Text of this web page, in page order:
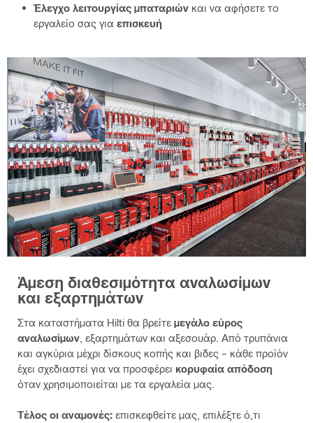
Έλεγχο λειτουργίας μπαταριών και να αφήσετε το
εργαλείο σας για επισκευή
Άμεση διαθεσιμότητα αναλωσίμων
και εξαρτημάτων
Στα καταστήματα Hilti θα βρείτε μεγάλο εύρος
αναλωσίμων , εξαρτημάτων και αξεσουάρ. Από τρυπάνια
και αγκύρια μέχρι δίσκους κοπής και βιδες – κάθε προϊόν
έχει σχεδιαστεί για να προσφέρει κορυφαία απόδοση
όταν χρησιμοποιείται με τα εργαλεία μας.
Τέλος οι αναμονές: επισκεφθείτε μας, επιλέξτε ό,τι